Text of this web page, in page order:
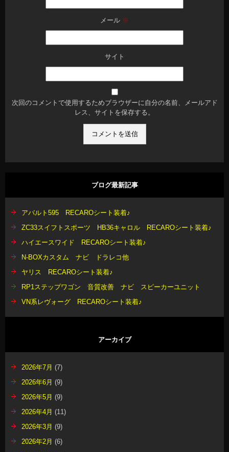
メール ※
サイト
次回のコメントで使用するためブラウザーに自分の名前、メールアド
レス、サイトを保存する。
ブログ最新記事
アバルト595 RECAROシート装着♪
ZC33スイフトスポーツ HB36キャロル RECAROシート装着♪
ハイエースワイド RECAROシート装着♪
N-BOXカスタム ナビ ドラレコ他
ヤリス RECAROシート装着♪
RP1ステップワゴン 音質改善 ナビ スピーカーユニット
VN系レヴォーグ RECAROシート装着♪
アーカイブ
2026年7月 (7)
2026年6月 (9)
2026年5月 (9)
2026年4月 (11)
2026年3月 (9)
2026年2月 (6)